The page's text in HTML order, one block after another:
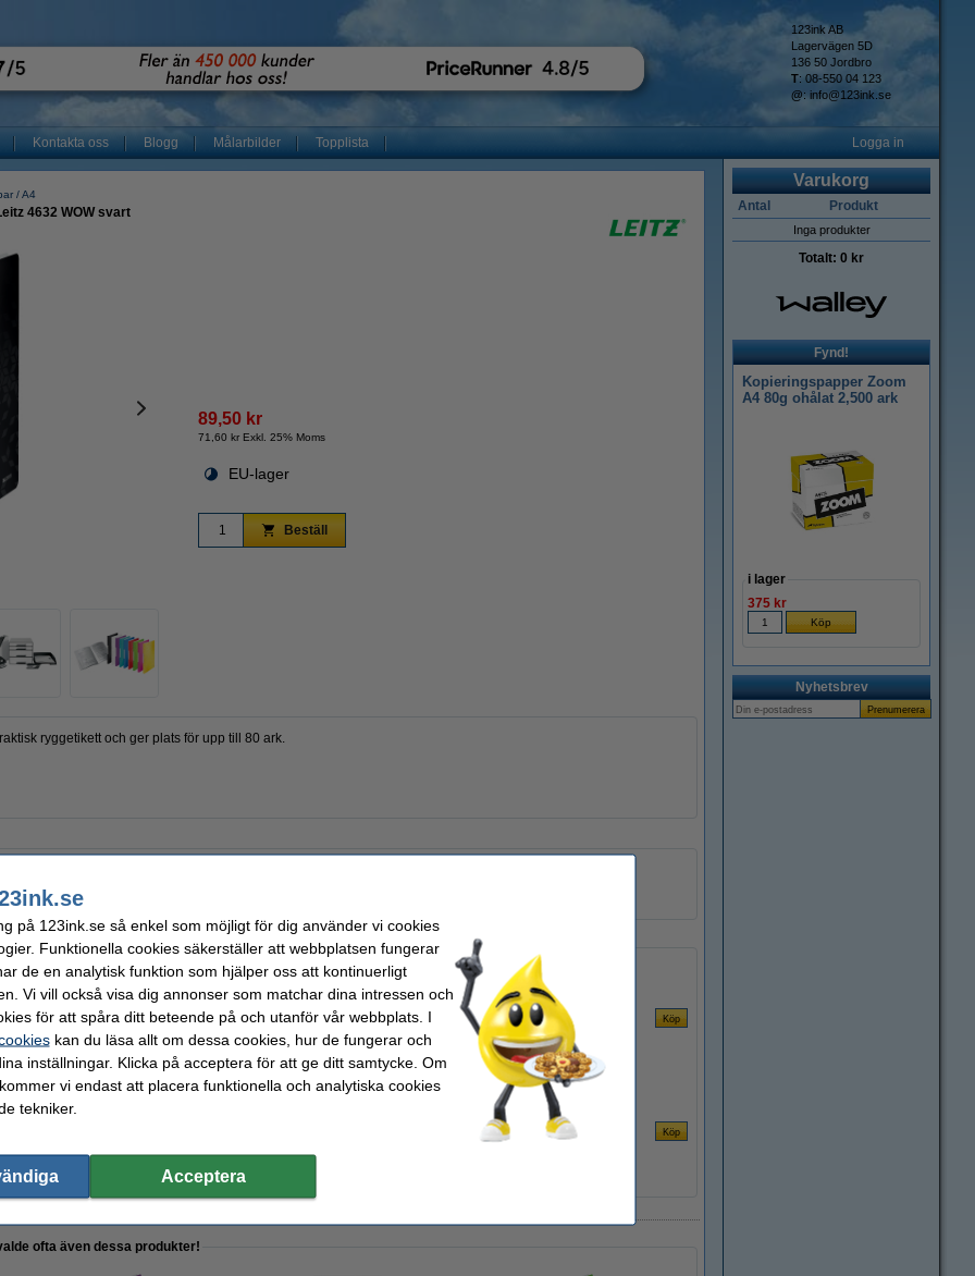
123ink AB
Lagervägen 5D
136 50 Jordbro
T: 08-550 04 123
@: info@123ink.se
Kontakta oss Blogg Målarbilder Topplista Logga in
A4
4632 WOW svart
89,50 kr
71,60 kr Exkl. 25% Moms
EU-lager
Beställ
ryggetikett och ger plats för upp till 80 ark.
80g | Zoom | 500 ark
ofta även dessa produkter!
Varukorg
Antal Produkt
Inga produkter
Totalt: 0 kr
Fynd!
Kopieringspapper Zoom
A4 80g ohålat 2,500 ark
i lager
375 kr
Nyhetsbrev
på 123ink.se så enkel som möjligt för dig använder vi cookies
Funktionella cookies säkerställer att webbplatsen fungerar
de en analytisk funktion som hjälper oss att kontinuerligt
Vi vill också visa dig annonser som matchar dina intressen och
för att spåra ditt beteende på och utanför vår webbplats. I
kan du läsa allt om dessa cookies, hur de fungerar och
inställningar. Klicka på acceptera för att ge ditt samtycke. Om
vi endast att placera funktionella och analytiska cookies
tekniker.
Acceptera